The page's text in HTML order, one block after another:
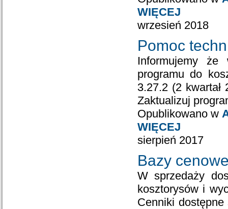
WIĘCEJ
wrzesień 2018
Pomoc
Informujemy że
programu do
3.27.2 (2
Zaktualizuj
Opublikowano w
WIĘCEJ
sierpień 2017
Bazy
W sprzedaży
kosztorysów i
Cenniki